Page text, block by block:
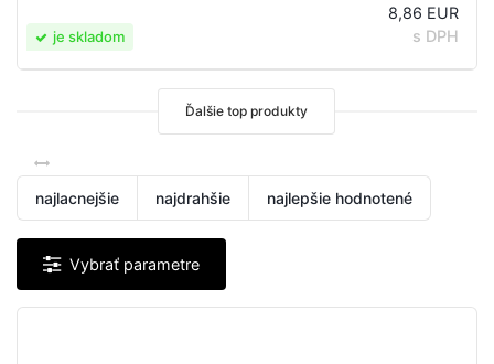
je skladom
8,86 EUR
s DPH
Ďalšie top produkty
najlacnejšie najdrahšie najlepšie hodnotené